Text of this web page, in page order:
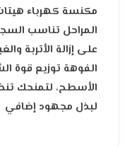
مكنسة كهرباء
المراحل تناسب
على إزالة الأتربة
الفوهة توزيع قوة
الأسطح، لتمنحك
لبذل مجهود إضافي